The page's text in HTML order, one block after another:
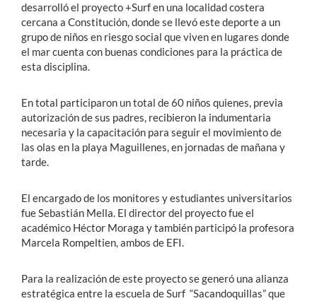
desarrolló el proyecto +Surf en una localidad costera
cercana a Constitución, donde se llevó este deporte a un
grupo de niños en riesgo social que viven en lugares donde
el mar cuenta con buenas condiciones para la práctica de
esta disciplina.
En total participaron un total de 60 niños quienes, previa
autorización de sus padres, recibieron la indumentaria
necesaria y la capacitación para seguir el movimiento de
las olas en la playa Maguillenes, en jornadas de mañana y
tarde.
El encargado de los monitores y estudiantes universitarios
fue Sebastián Mella. El director del proyecto fue el
académico Héctor Moraga y también participó la profesora
Marcela Rompeltien, ambos de EFI.
Para la realización de este proyecto se generó una alianza
estratégica entre la escuela de Surf “Sacandoquillas” que